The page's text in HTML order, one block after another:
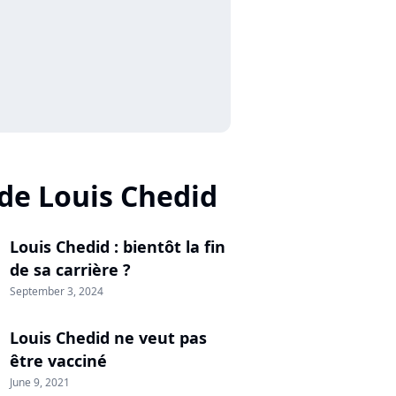
Louis Chedid
Louis Chedid : bientôt la fin
de sa carrière ?
September 3, 2024
Louis Chedid ne veut pas
être vacciné
June 9, 2021